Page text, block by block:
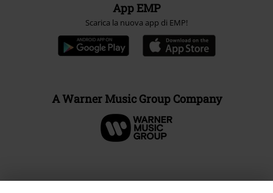
App EMP
Scarica la nuova app di EMP!
A Warner Music Group Company